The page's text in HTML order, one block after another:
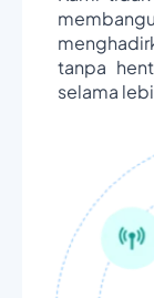
tanpa
selama